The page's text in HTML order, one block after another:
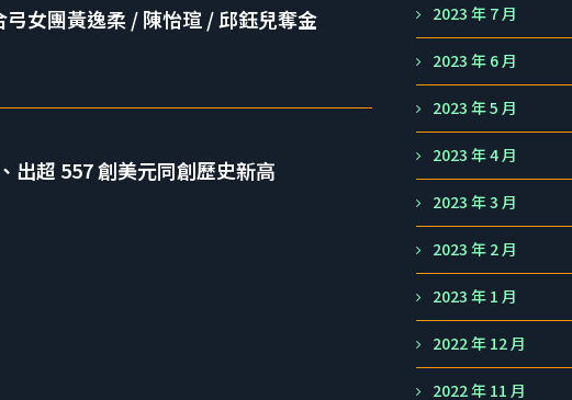
女團黃逸柔 / 陳怡瑄 / 邱鈺兒奪金
出超 557 創美元同創歷史新高
2023 年 7 月
2023 年 6 月
2023 年 5 月
2023 年 4 月
2023 年 3 月
2023 年 2 月
2023 年 1 月
2022 年 12 月
2022 年 11 月